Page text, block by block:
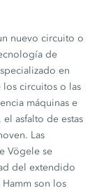
nuevo circuito o
de
en
los circuitos o las
máquinas e
asfalto de estas
Las
Vögele se
del extendido
son los